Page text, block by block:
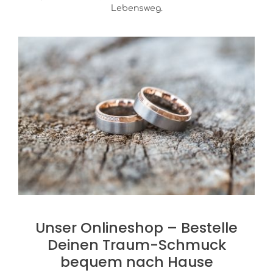
Lebensweg.
Unser Onlineshop – Bestelle
Deinen Traum-Schmuck
bequem nach Hause